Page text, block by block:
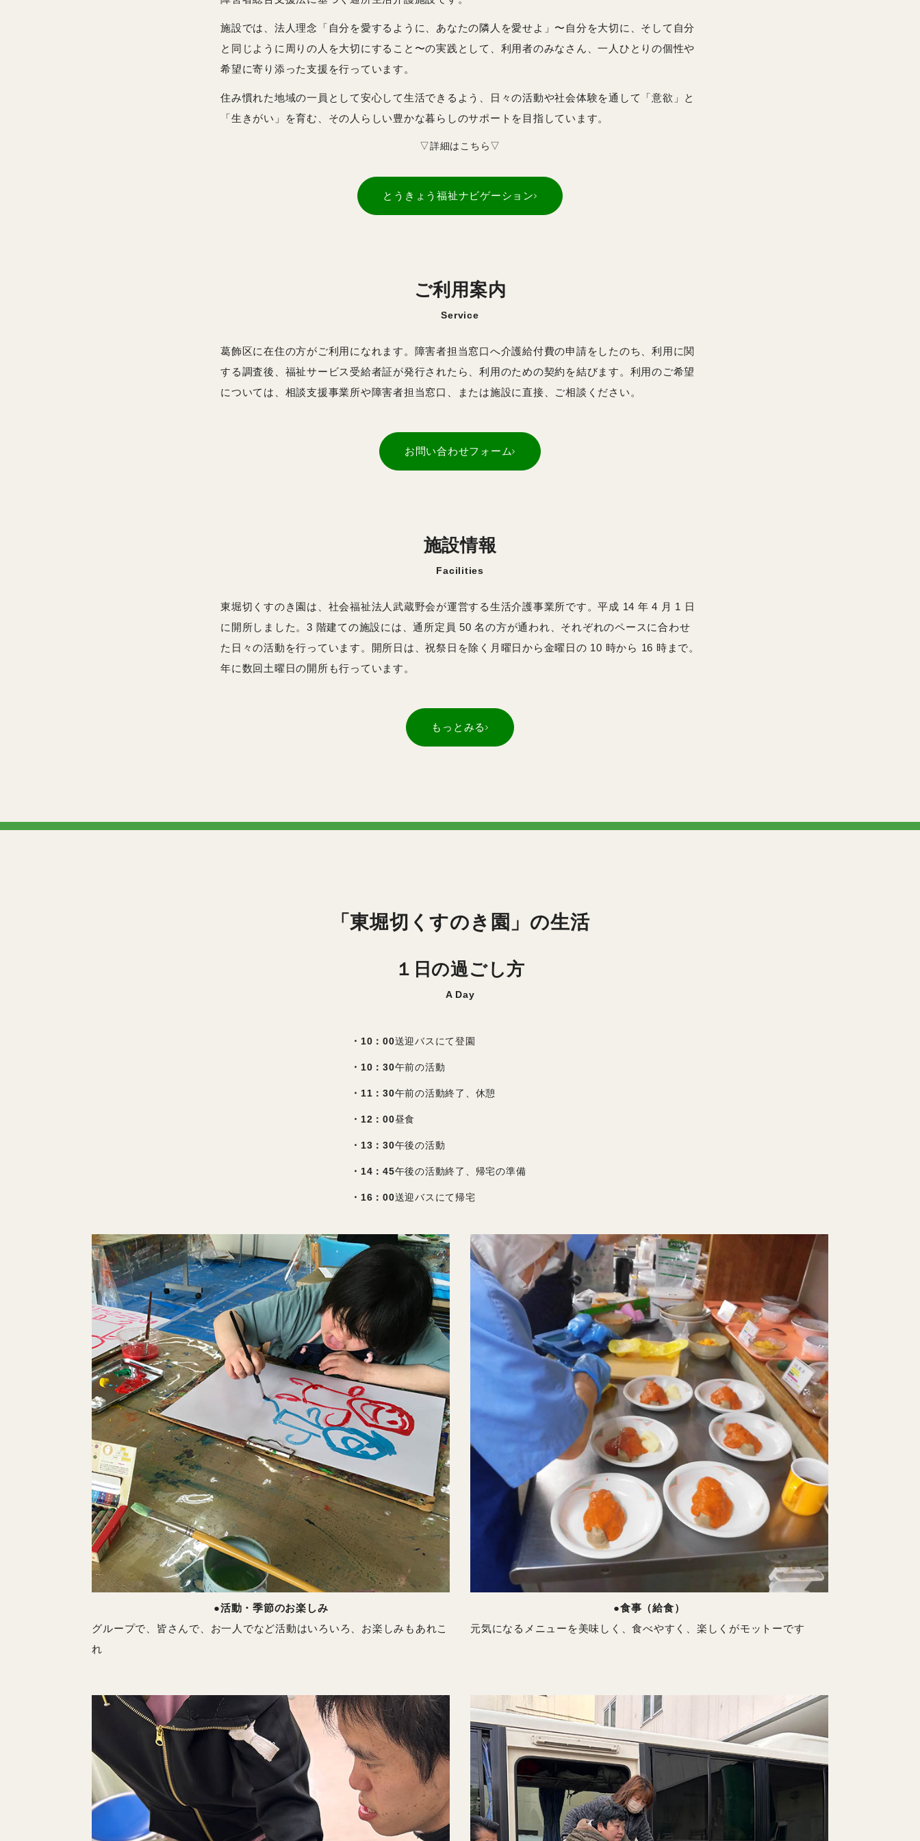
施設では、法人理念「自分を愛するように、あなたの隣人を愛せよ」〜自分を大切に、そして自分
と同じように周りの人を大切にすること〜の実践として、利用者のみなさん、一人ひとりの個性や
希望に寄り添った支援を行っています。
住み慣れた地域の一員として安心して生活できるよう、日々の活動や社会体験を通して「意欲」と
「生きがい」を育む、その人らしい豊かな暮らしのサポートを目指しています。
▽詳細はこちら▽
とうきょう福祉ナビゲーション
ご利用案内
Service
葛飾区に在住の方がご利用になれます。障害者担当窓口へ介護給付費の申請をしたのち、利用に関
する調査後、福祉サービス受給者証が発行されたら、利用のための契約を結びます。利用のご希望
については、相談支援事業所や障害者担当窓口、または施設に直接、ご相談ください。
お問い合わせフォーム
施設情報
Facilities
東堀切くすのき園は、社会福祉法人武蔵野会が運営する生活介護事業所です。平成 14 年 4 月 1 日
に開所しました。3 階建ての施設には、通所定員 50 名の方が通われ、それぞれのペースに合わせ
た日々の活動を行っています。開所日は、祝祭日を除く月曜日から金曜日の 10 時から 16 時まで。
年に数回土曜日の開所も行っています。
もっとみる
「東堀切くすのき園」の生活
１日の過ごし方
A Day
・10：00送迎バスにて登園
・10：30午前の活動
・11：30午前の活動終了、休憩
・12：00昼食
・13：30午後の活動
・14：45午後の活動終了、帰宅の準備
・16：00送迎バスにて帰宅
●活動・季節のお楽しみ
グループで、皆さんで、お一人でなど活動はいろいろ、お楽しみもあれこ
れ
●食事（給食）
元気になるメニューを美味しく、食べやすく、楽しくがモットーです